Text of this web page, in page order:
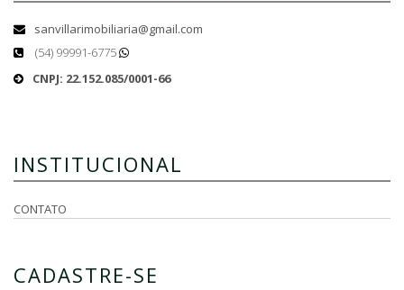
sanvillarimobiliaria@gmail.com
(54) 99991-6775
CNPJ: 22.152.085/0001-66
INSTITUCIONAL
CONTATO
CADASTRE-SE